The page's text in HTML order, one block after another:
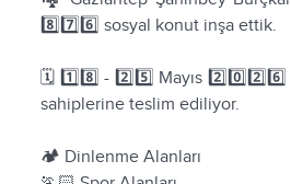
8️⃣7️⃣6️⃣ sosyal konut inşa ettik.
🗓️ 1️⃣8️⃣ - 2️⃣5️⃣ Mayıs 2️⃣0️⃣2️⃣6️⃣
sahiplerine teslim ediliyor.
🏕️ Dinlenme Alanları